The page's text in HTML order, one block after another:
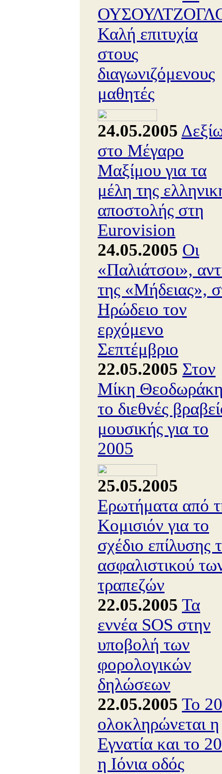
Καλή επιτυχία
στους
διαγωνιζόμενους
μαθητές
24.05.2005
στο Μέγαρο
Μαξίμου για τα
μέλη της
αποστολής στη
Eurovision
24.05.2005 Οι
«Παλιάτσοι»,
της «Μήδειας»,
Ηρώδειο τον
ερχόμενο
Σεπτέμβριο
22.05.2005 Στον
Μίκη
το διεθνές
μουσικής για το
2005
25.05.2005
Ερωτήματα από
Κομισιόν για το
σχέδιο επίλυσης
ασφαλιστικού
τραπεζών
22.05.2005 Τα
εννέα SOS στην
υποβολή των
φορολογικών
δηλώσεων
22.05.2005 Το
ολοκληρώνεται η
Εγνατία και το
η Ιόνια οδός